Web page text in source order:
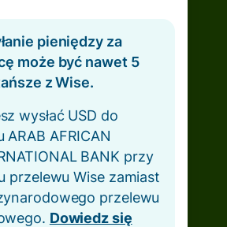
pieniędzy za
może być nawet 5
z Wise.
wysłać USD do
ARAB AFRICAN
BANK przy
przelewu Wise zamiast
przelewu
Dowiedz się